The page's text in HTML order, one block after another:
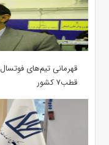
قهرمانی تیم‌های
قطب۷ کشور